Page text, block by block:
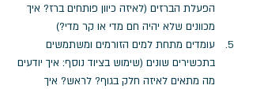
הפעלת הברזים (לאיזה כיוון פותחים ברז? איך
מכוונים שלא יהיה חם מדי או קר מדי?)
עומדים מתחת למים הזורמים ומשתמשים
בתכשירים שונים (שימוש בציוד נוסף: איך יודעים
מה מתאים לאיזה חלק בגוף? לראש? איך